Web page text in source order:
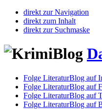
direkt zur Navigation
direkt zum Inhalt
direkt zur Suchmaske
Folge LiteraturBlog auf
Folge LiteraturBlog auf
Folge LiteraturBlog auf
Folge LiteraturBlog auf